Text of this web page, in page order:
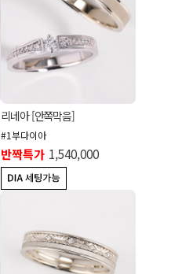
리네아 [안쪽막음]
#1부다이아
반짝특가 1,540,000